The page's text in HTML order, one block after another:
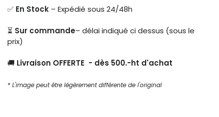
✅ En Stock – Expédié sous 24/48h
⏳ Sur commande– délai indiqué ci dessus (sous le
prix)
🚚 Livraison OFFERTE - dès 500.-ht d'achat
* L'image peut être légèrement différente de l'original